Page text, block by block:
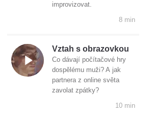
improvizovat.
8 min
Vztah s obrazovkou
Co dávají počítačové hry
dospělému muži? A jak
partnera z online světa
zavolat zpátky?
10 min